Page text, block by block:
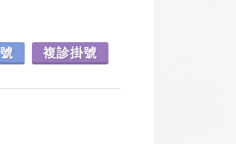
複診掛號